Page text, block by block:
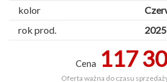
kolor
rok prod.
2025
Cena 117
Oferta ważna do czasu